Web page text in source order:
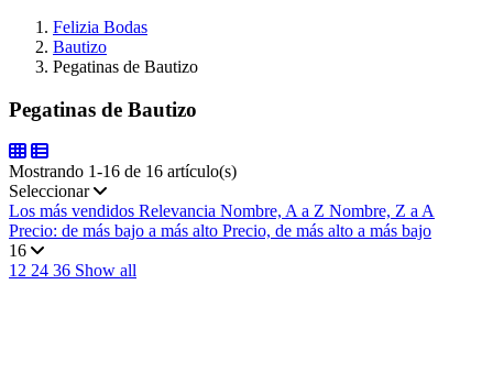
Felizia Bodas
Bautizo
Pegatinas de Bautizo
Pegatinas de Bautizo
Mostrando 1-16 de 16 artículo(s)
Seleccionar
Los más vendidos Relevancia Nombre, A a Z Nombre, Z a A
Precio: de más bajo a más alto Precio, de más alto a más bajo
16
12 24 36 Show all